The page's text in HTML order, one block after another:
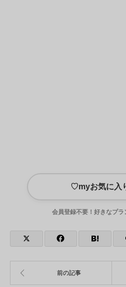
♡myお気に入
会員登録不要！好きなプラ